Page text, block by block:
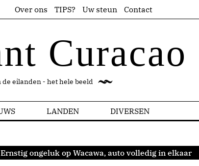
Over ons TIPS? Uw steun Contact
Curacao
de eilanden - het hele beeld
LANDEN DIVERSEN
ongeluk op Wacawa, auto volledig in elkaar